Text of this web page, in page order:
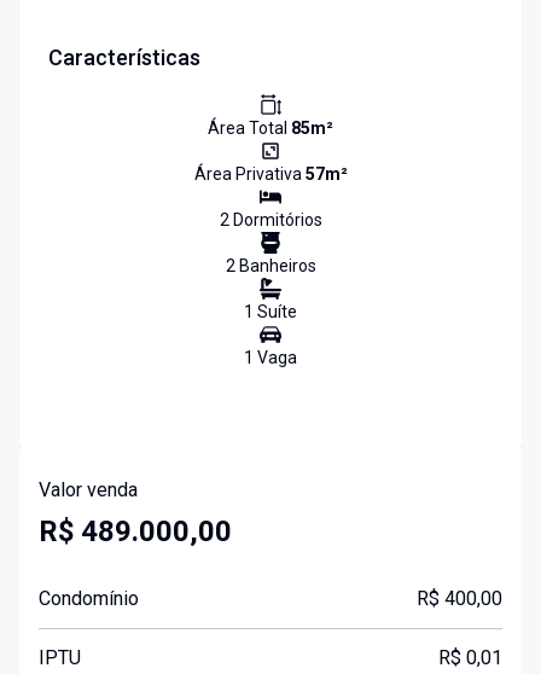
Características
Área Total 85m²
Área Privativa57m²
2Dormitórios
2Banheiros
1 Suíte
1 Vaga
Valor venda
R$ 489.000,00
Condomínio R$ 400,00
IPTU R$ 0,01